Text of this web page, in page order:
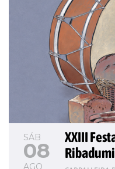
SÁB
08
AGO
XXIII